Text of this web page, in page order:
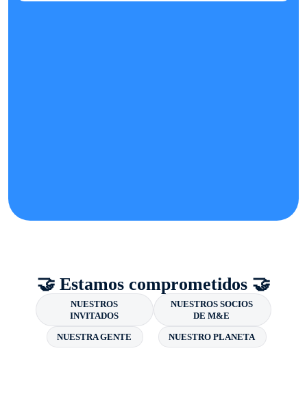
🤝 Estamos comprometidos 🤝
NUESTROS
INVITADOS
NUESTROS SOCIOS
DE M&E
NUESTRA GENTE NUESTRO PLANETA